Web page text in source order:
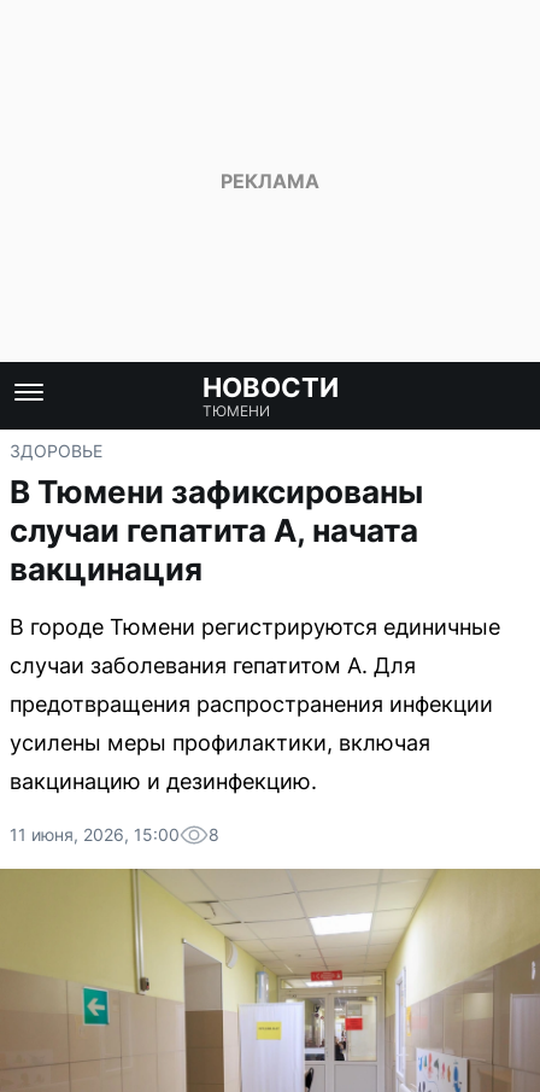
НОВОСТИ
ТЮМЕНИ
ЗДОРОВЬЕ
В Тюмени зафиксированы
случаи гепатита А, начата
вакцинация
В городе Тюмени регистрируются единичные
случаи заболевания гепатитом А. Для
предотвращения распространения инфекции
усилены меры профилактики, включая
вакцинацию и дезинфекцию.
11 июня, 2026, 15:00 8